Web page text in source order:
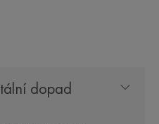
a optimální toleranci
pro své zklidňující,
dopad